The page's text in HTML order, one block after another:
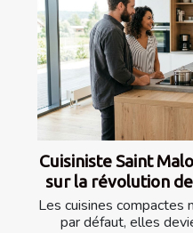
Cuisiniste Saint
sur la révolution
Les cuisines compactes
par défaut, elles